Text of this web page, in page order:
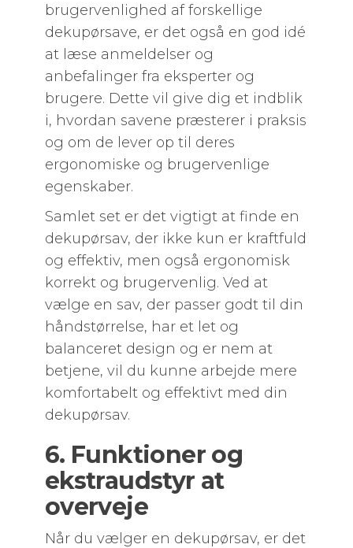
brugervenlighed af forskellige
dekupørsave, er det også en god idé
at læse anmeldelser og
anbefalinger fra eksperter og
brugere. Dette vil give dig et indblik
i, hvordan savene præsterer i praksis
og om de lever op til deres
ergonomiske og brugervenlige
egenskaber.
Samlet set er det vigtigt at finde en
dekupørsav, der ikke kun er kraftfuld
og effektiv, men også ergonomisk
korrekt og brugervenlig. Ved at
vælge en sav, der passer godt til din
håndstørrelse, har et let og
balanceret design og er nem at
betjene, vil du kunne arbejde mere
komfortabelt og effektivt med din
dekupørsav.
6. Funktioner og
ekstraudstyr at
overveje
Når du vælger en dekupørsav, er det